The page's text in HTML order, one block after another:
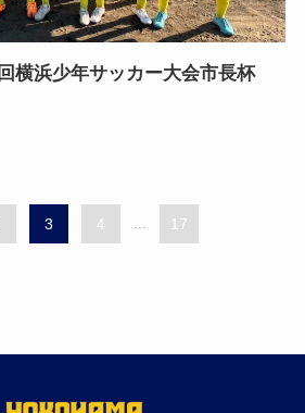
横浜少年サッカー大会市長杯
3 4 17